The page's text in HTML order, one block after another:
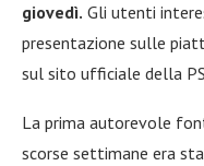
giovedì. Gli utenti
presentazione sulle
sul sito ufficiale della
La prima autorevole
scorse settimane era